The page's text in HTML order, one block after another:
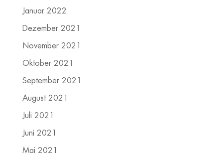
Januar 2022
Dezember 2021
November 2021
Oktober 2021
September 2021
August 2021
Juli 2021
Juni 2021
Mai 2021